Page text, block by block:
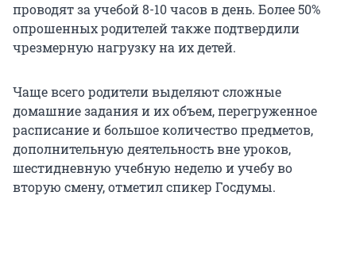
проводят за учебой 8-10 часов в день. Более 50%
опрошенных родителей также подтвердили
чрезмерную нагрузку на их детей.
Чаще всего родители выделяют сложные
домашние задания и их объем, перегруженное
расписание и большое количество предметов,
дополнительную деятельность вне уроков,
шестидневную учебную неделю и учебу во
вторую смену, отметил спикер Госдумы.